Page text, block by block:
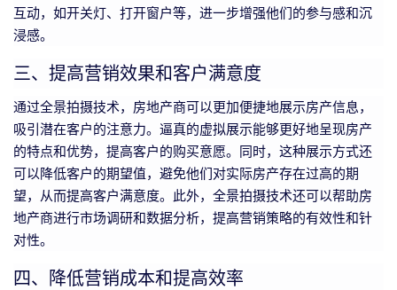
互动，如开关灯、打开窗户等，进一步增强他们的参与感和沉
浸感。
三、提高营销效果和客户满意度
通过全景拍摄技术，房地产商可以更加便捷地展示房产信息，
吸引潜在客户的注意力。逼真的虚拟展示能够更好地呈现房产
的特点和优势，提高客户的购买意愿。同时，这种展示方式还
可以降低客户的期望值，避免他们对实际房产存在过高的期
望，从而提高客户满意度。此外，全景拍摄技术还可以帮助房
地产商进行市场调研和数据分析，提高营销策略的有效性和针
对性。
四、降低营销成本和提高效率